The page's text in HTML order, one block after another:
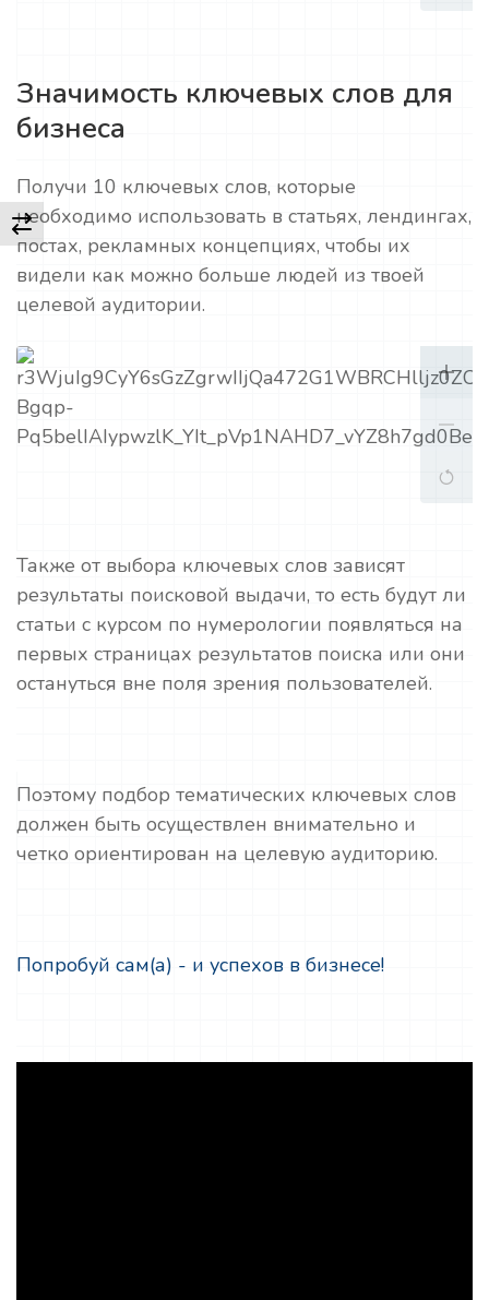
Значимость ключевых слов для
бизнеса
Получи 10 ключевых слов, которые
необходимо использовать в статьях, лендингах,
постах, рекламных концепциях, чтобы их
видели как можно больше людей из твоей
целевой аудитории.
Также от выбора ключевых слов зависят
результаты поисковой выдачи, то есть будут ли
статьи с курсом по нумерологии появляться на
первых страницах результатов поиска или они
остануться вне поля зрения пользователей.
Поэтому подбор тематических ключевых слов
должен быть осуществлен внимательно и
четко ориентирован на целевую аудиторию.
Попробуй сам(а) - и успехов в бизнесе!